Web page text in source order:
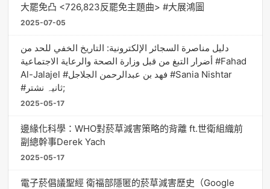
大罷免凸 <726,823反罷免主題曲> #大展鴻圖
2025-07-05
دليل مناصرة السجائر الإلكترونية: التاريخ الخفي للحد من
أضرار التبغ من قبل وزارة الصحة والرعاية الاجتماعية #Fahad
Al-Jalajel #فهد بن عبدالرحمن الجلاجل #Sania Nishtar
#ثانیہ نشتر;
2025-05-17
邊緣化科學：WHO對菸草減害策略的背離 ft.世衛組織前
副總幹事Derek Yach
2025-05-17
電子菸倡議聖經 衛福部隱匿的菸草減害歷史（Google